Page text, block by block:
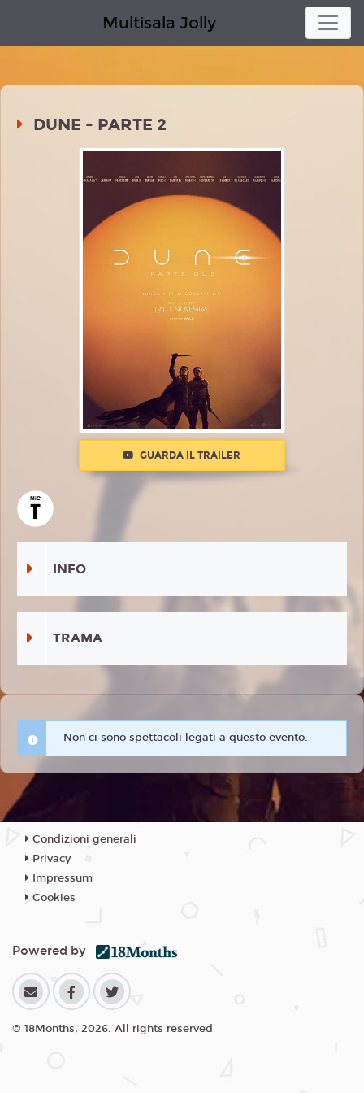
Multisala Jolly
DUNE - PARTE 2
GUARDA IL TRAILER
INFO
TRAMA
Non ci sono spettacoli legati a questo evento.
Condizioni generali
Privacy
Impressum
Cookies
Powered by
© 18Months, 2026. All rights reserved